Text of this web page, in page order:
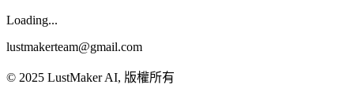
Loading...
lustmakerteam@gmail.com
© 2025 LustMaker AI, 版權所有